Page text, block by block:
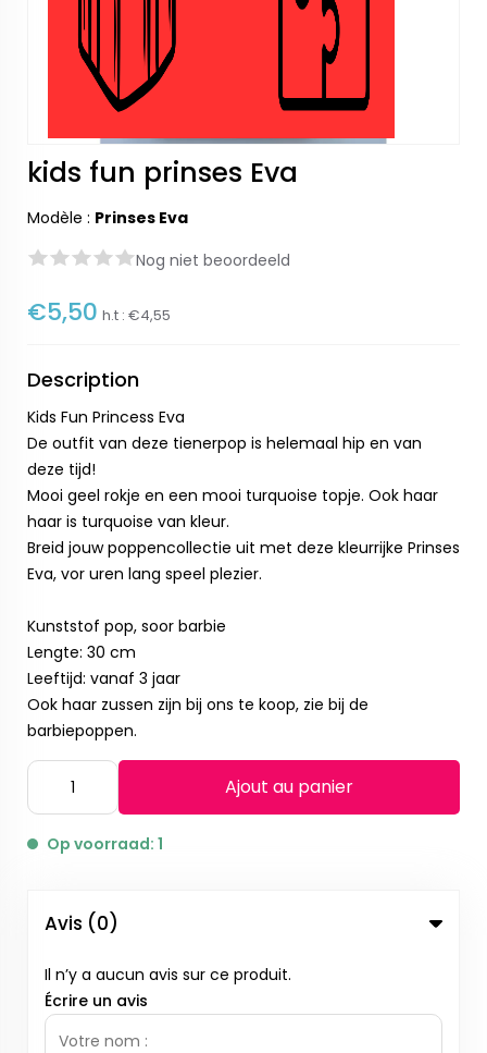
kids fun prinses Eva
Modèle : Prinses Eva
Nog niet beoordeeld
€5,50 h.t : €4,55
Description
Kids Fun Princess Eva
De outfit van deze tienerpop is helemaal hip en van
deze tijd!
Mooi geel rokje en een mooi turquoise topje. Ook haar
haar is turquoise van kleur.
Breid jouw poppencollectie uit met deze kleurrijke Prinses
Eva, vor uren lang speel plezier.
Kunststof pop, soor barbie
Lengte: 30 cm
Leeftijd: vanaf 3 jaar
Ook haar zussen zijn bij ons te koop, zie bij de
barbiepoppen.
Ajout au panier
Op voorraad: 1
Avis (0)
Il n’y a aucun avis sur ce produit.
Écrire un avis